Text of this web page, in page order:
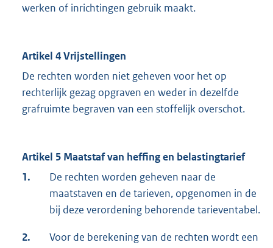
werken of inrichtingen gebruik maakt.
Artikel 4 Vrijstellingen
De rechten worden niet geheven voor het op
rechterlijk gezag opgraven en weder in dezelfde
grafruimte begraven van een stoffelijk overschot.
Artikel 5 Maatstaf van heffing en belastingtarief
1.
De rechten worden geheven naar de
maatstaven en de tarieven, opgenomen in de
bij deze verordening behorende tarieventabel.
2.
Voor de berekening van de rechten wordt een